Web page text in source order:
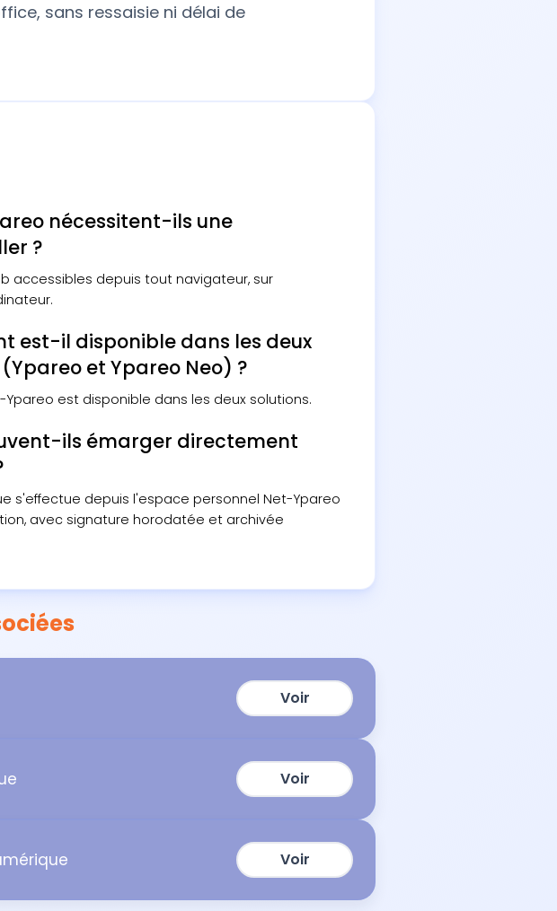
sans ressaisie ni délai de
nécessitent-ils une
?
accessibles depuis tout navigateur, sur
est-il disponible dans les deux
et Ypareo Neo) ?
est disponible dans les deux solutions.
ils émarger directement
s'effectue depuis l'espace personnel Net-Ypareo
avec signature horodatée et archivée
Voir
Voir
Voir